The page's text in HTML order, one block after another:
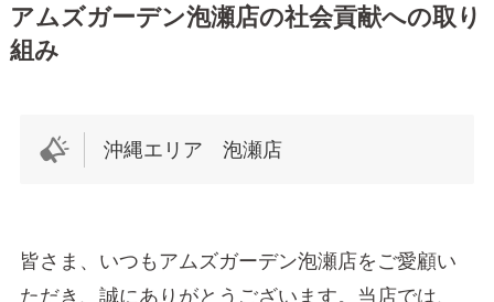
アムズガーデン泡瀬店の社会貢献への取り
組み
沖縄エリア 泡瀬店
皆さま、いつもアムズガーデン泡瀬店をご愛顧い
ただき、誠にありがとうございます。当店では、